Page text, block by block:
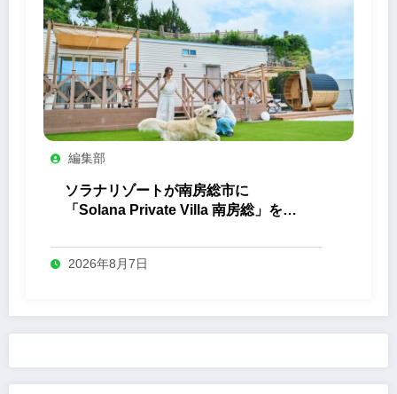
編集部
ソラナリゾートが南房総市に
「Solana Private Villa 南房総」を開
2026年8月7日